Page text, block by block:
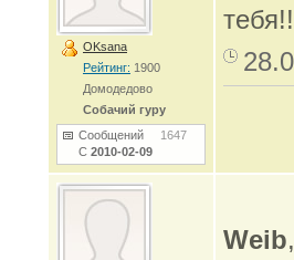
OKsana
Рейтинг: 1900
Домодедово
Собачий гуру
Сообщений 1647
С 2010-02-09
Weib